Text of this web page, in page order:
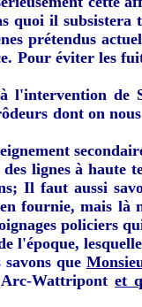
quoi il subsistera
prétendus
Pour éviter les
l'intervention de
dont on
lignes à haute
Il faut aussi
fournie, mais là
policiers
l'époque,
que
Arc-Wattripontet